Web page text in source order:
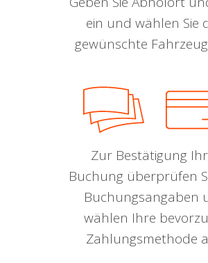
ein und wählen Sie
gewünschte
Zur Bestätigung
Buchung überprüfen
Buchungsangaben
wählen Ihre
Zahlungsmethode